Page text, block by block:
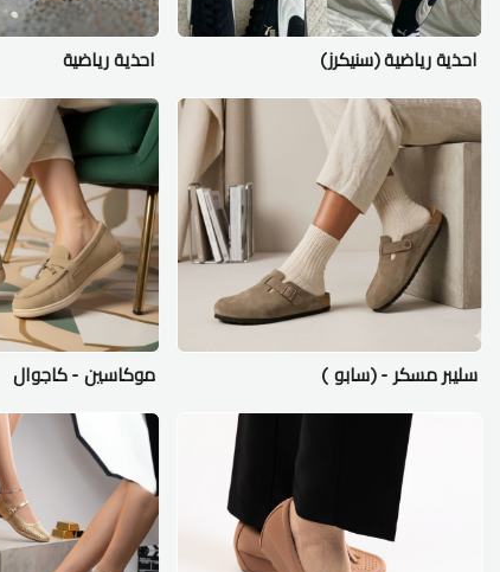
احذية رياضية (سنيكرز) احذية رياضية
سليبر مسكر - (سابو ) موكاسين - كاجوال